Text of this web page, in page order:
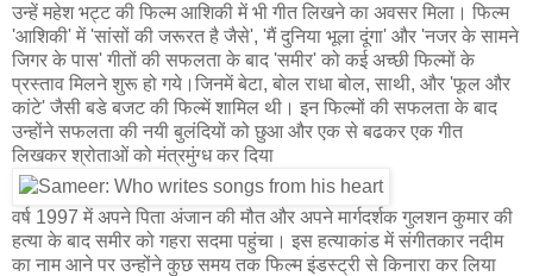
उन्हें महेश भट्ट की फिल्म आशिकी में भी गीत लिखने का अवसर मिला। फिल्म
'आशिकी' में 'सांसों की जरूरत है जैसे', 'मैं दुनिया भूला दूंगा' और 'नजर के सामने
जिगर के पास' गीतों की सफलता के बाद 'समीर' को कई अच्छी फिल्मों के
प्रस्ताव मिलने शुरू हो गये।जिनमें बेटा, बोल राधा बोल, साथी, और 'फूल और
कांटे' जैसी बडे बजट की फिल्में शामिल थी। इन फिल्मों की सफलता के बाद
उन्होंने सफलता की नयी बुलंदियों को छुआ और एक से बढकर एक गीत
लिखकर श्रोताओं को मंत्रमुंग्ध कर दिया
वर्ष 1997 में अपने पिता अंजान की मौत और अपने मार्गदर्शक गुलशन कुमार की
हत्या के बाद समीर को गहरा सदमा पहुंचा। इस हत्याकांड में संगीतकार नदीम
का नाम आने पर उन्होंने कुछ समय तक फिल्म इंडस्ट्री से किनारा कर लिया